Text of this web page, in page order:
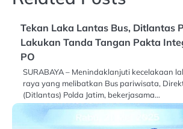
Tekan Laka Lantas Bus, Ditlantas
Lakukan Tanda Tangan Pakta
PO
SURABAYA – Menindaklanjuti kecelakaan
raya yang melibatkan Bus pariwisata,
(Ditlantas) Polda Jatim, bekerjasama…